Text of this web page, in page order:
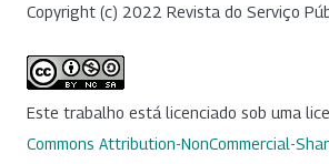
Copyright (c) 2022 Revista do Serviço
Este trabalho está licenciado sob uma
Commons Attribution-NonCommercial-